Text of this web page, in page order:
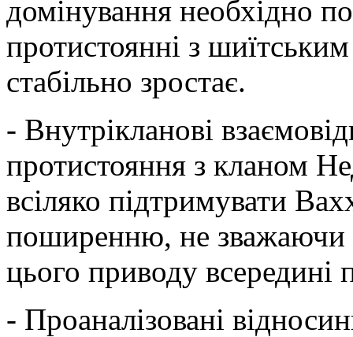
домінування необхідно
протистоянні з
стабільно зростає.
- Внутрікланові
протистояння з кланом
всіляко підтримувати
поширенню, не зважаючи
цього приводу всередині
- Проаналізовані